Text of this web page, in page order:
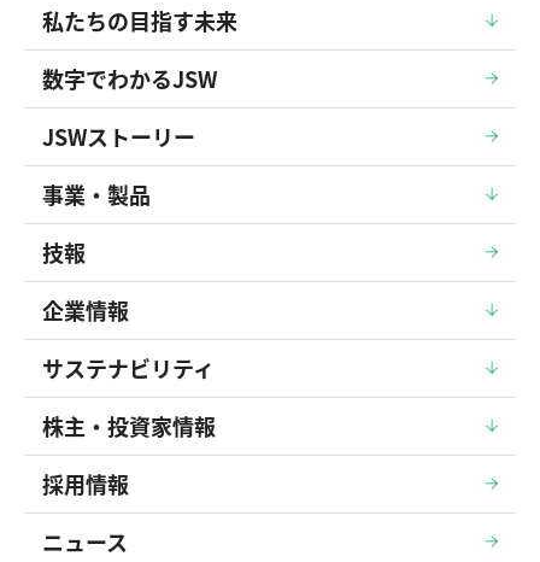
私たちの目指す未来
数字でわかるJSW
JSWストーリー
事業・製品
技報
企業情報
サステナビリティ
株主・投資家情報
採用情報
ニュース